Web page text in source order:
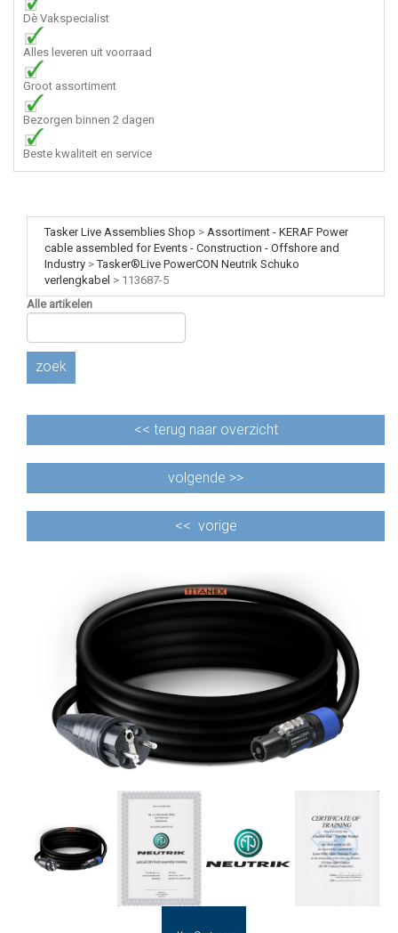
Dè Vakspecialist
Alles leveren uit voorraad
Groot assortiment
Bezorgen binnen 2 dagen
Beste kwaliteit en service
Tasker Live Assemblies Shop > Assortiment - KERAF Power
cable assembled for Events - Construction - Offshore and
Industry >Tasker®Live PowerCON Neutrik Schuko
verlengkabel > 113687-5
Alle artikelen
zoek
<< terug naar overzicht
volgende >>
<< vorige